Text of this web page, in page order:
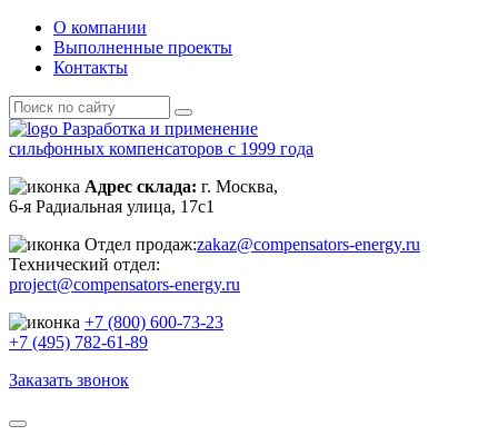
О компании
Выполненные проекты
Контакты
Разработка и применение
сильфонных компенсаторов с 1999 года
Адрес склада: г. Москва,
6-я Радиальная улица, 17с1
Отдел продаж:zakaz@compensators-energy.ru
Технический отдел:
project@compensators-energy.ru
+7 (800) 600-73-23
+7 (495) 782-61-89
Заказать звонок